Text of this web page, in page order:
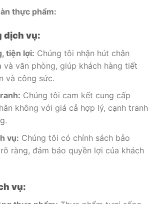
thực phẩm:
dịch vụ:
tiện lợi: Chúng tôi nhận hút chân
và văn phòng, giúp khách hàng tiết
và công sức.
Chúng tôi cam kết cung cấp
không với giá cả hợp lý, cạnh tranh
vụ: Chúng tôi có chính sách bảo
ràng, đảm bảo quyền lợi của khách
vụ: